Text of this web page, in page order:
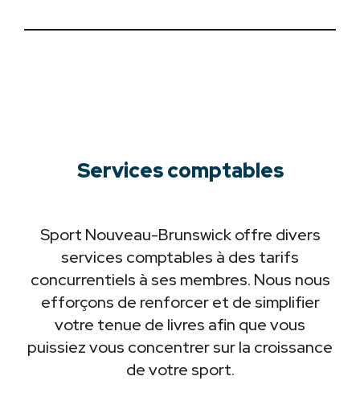
Services comptables
Sport Nouveau-Brunswick offre divers
services comptables à des tarifs
concurrentiels à ses membres. Nous nous
efforçons de renforcer et de simplifier
votre tenue de livres afin que vous
puissiez vous concentrer sur la croissance
de votre sport.